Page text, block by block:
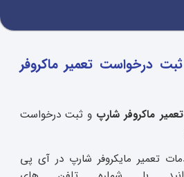
درخواست تعمیر ماکروفر
ماکروفر شارپ و ثبت درخواست
تعمیر مایکروفر شارپ در آی پی